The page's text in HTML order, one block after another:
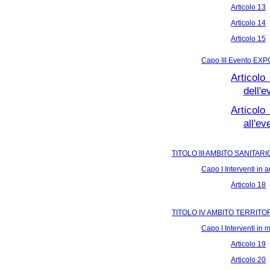
Articolo 13
Articolo 14
Articolo 15
Capo III Evento
Articolo
TITOLO III AMBITO
Capo I Interventi in
Articolo 18
TITOLO IV AMBITO
Capo I Interventi in
Articolo 19
Articolo 20